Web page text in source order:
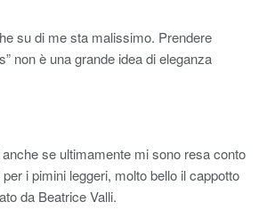
su di me sta malissimo. Prendere
non è una grande idea di eleganza
se ultimamente mi sono resa conto
i pimini leggeri, molto bello il cappotto
da Beatrice Valli.